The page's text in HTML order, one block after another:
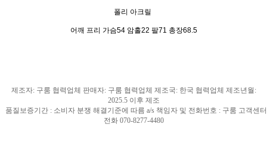
폴리 아크릴
어깨 프리 가슴54 암홀22 팔71 총장68.5
제조자: 구룸 협력업체 판매자: 구룸 협력업체 제조국: 한국 협력업체 제조년월 :
2025.5 이후 제조
품질보증기간 : 소비자 분쟁 해결기준에 따름 a/s 책임자 및 전화번호 : 구룸 고객센터
전화 070-8277-4480